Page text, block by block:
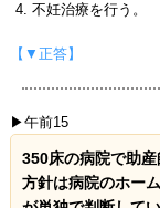
不妊治療を行う。
【▼正答】
▶午前15
350床の病院で助
方針は病院のホー